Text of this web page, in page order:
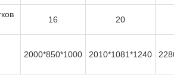
16 20
2000*850*1000 2010*1081*1240